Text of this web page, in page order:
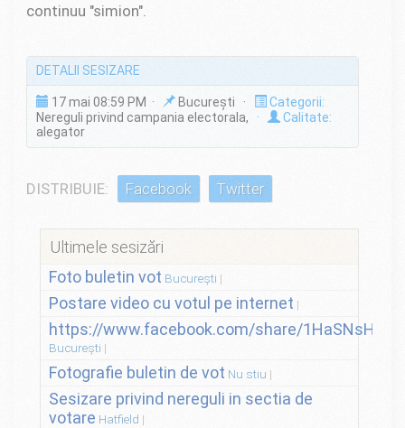
continuu "simion".
DETALII SESIZARE
17 mai 08:59 PM · București ·
Categorii:
Nereguli privind campania electorala,
·
Calitate:
alegator
DISTRIBUIE: Facebook Twitter
Ultimele sesizări
Foto buletin vot București
Postare video cu votul pe internet
https://www.facebook.com/share/
București
Fotografie buletin de vot Nu stiu
Sesizare privind nereguli in sectia de
votare Hatfield